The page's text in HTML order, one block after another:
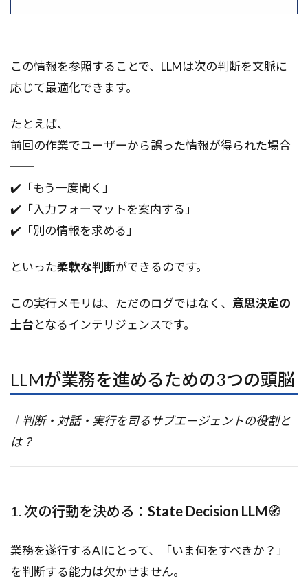
この情報を参照することで、LLMは次の判断を文脈に
応じて最適化できます。
たとえば、
前回の作業でユーザーから誤った情報が得られた場合
──
✔️「もう一度聞く」
✔️「入力フォーマットを案内する」
✔️「別の情報を求める」
といった柔軟な判断ができるのです。
この実行メモリは、ただのログではなく、 意思決定の
土台となるインテリジェンスです。
LLMが業務を進めるための3つの頭脳
｜判断・対話・実行を司るサブエージェントの役割と
は？
1. 次の行動を決める： State Decision LLM🧭
業務を遂行するAIにとって、「いま何をすべきか？」
を判断する能力は欠かせません。